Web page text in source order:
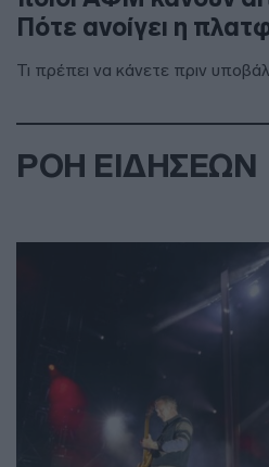
Πότε ανοίγει η
Τι πρέπει να κάνετε πριν
ΡΟΗ ΕΙΔΗΣΕΩΝ